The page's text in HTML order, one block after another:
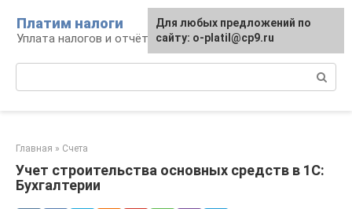
контенту
Платим налоги
Уплата налогов и отчётность
Главная » Счета
Учет строительства основных средств в 1С:
Бухгалтерии
Для любых предложений по
сайту: o-platil@cp9.ru